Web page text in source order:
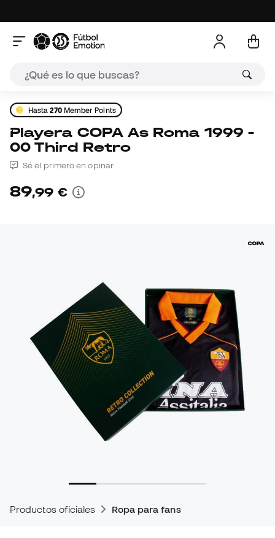
Hasta270Member Points
Playera COPA As Roma 1999 -
00 Third Retro
Sé el primero en opinar
89,99 €
Productos oficiales Ropa para fans